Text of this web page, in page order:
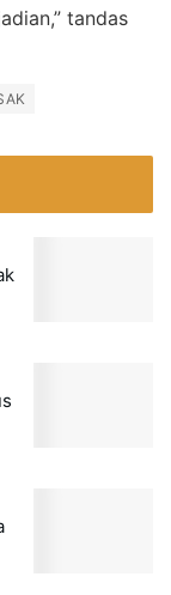
tandas